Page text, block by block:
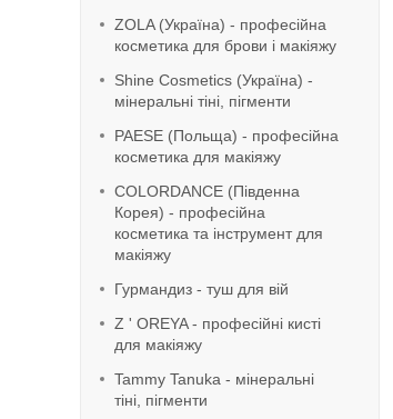
ZOLA (Україна) - професійна
косметика для брови і макіяжу
Shine Cosmetics (Україна) -
мінеральні тіні, пігменти
PAESE (Польща) - професійна
косметика для макіяжу
COLORDANCE (Південна
Корея) - професійна
косметика та інструмент для
макіяжу
Гурмандиз - туш для вій
Z ' OREYA - професійні кисті
для макіяжу
Tammy Tanuka - мінеральні
тіні, пігменти